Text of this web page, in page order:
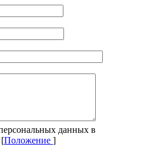
данных в
[Положение ]